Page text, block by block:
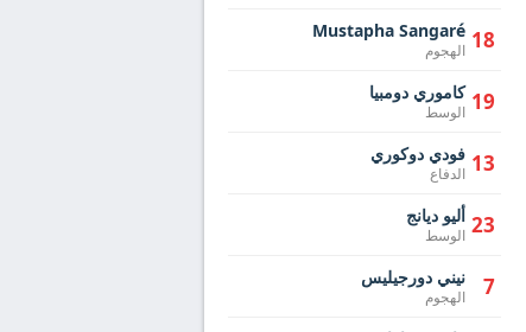
18
Mustapha Sangaré
الهجوم
19 كاموري دومبيا
الوسط
13 فودي دوكوري
الدفاع
23 أليو ديانج
الوسط
7 نيني دورجيليس
الهجوم